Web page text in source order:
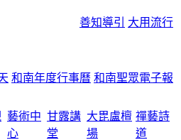
善知導引
大用流行
和南年度行事曆 和南聖眾電子報
藝術中
心
甘露講
堂
大毘盧檀
場
禪藝詩
道